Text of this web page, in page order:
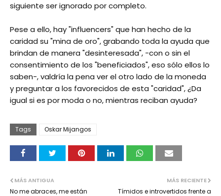
siguiente ser ignorado por completo.
Pese a ello, hay "influencers" que han hecho de la
caridad su "mina de oro", grabando toda la ayuda que
brindan de manera "desinteresada", -con o sin el
consentimiento de los "beneficiados", eso sólo ellos lo
saben-, valdría la pena ver el otro lado de la moneda
y preguntar a los favorecidos de esta "caridad", ¿Da
igual si es por moda o no, mientras reciban ayuda?
Tags Oskar Mijangos
MÁS RECIENTE
Tímidos e introvertidos frente a
MÁS ANTIGUA
No me abraces, me están